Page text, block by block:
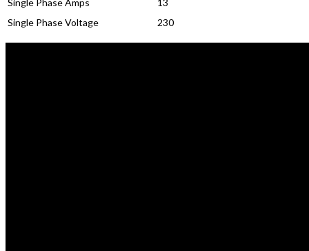
Single Phase Amps
13
Single Phase Voltage
230